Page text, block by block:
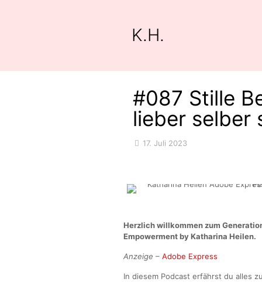
K.H.
#087 Stille
lieber selber
17. Juli 2023
Herzlich willkommen zum
Empowerment by Katharina Heilen.
Anzeige – Adobe Express
In diesem Podcast erfährst du alles